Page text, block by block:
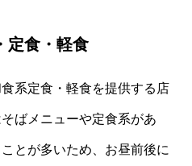
定食・軽食
系定食・軽食を提供する店
ばメニューや定食系があ
とが多いため、お昼前後に